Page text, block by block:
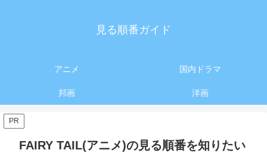
見る順番ガイド
アニメ 国内ドラマ
邦画 洋画
PR
FAIRY TAIL(アニメ)の見る順番を知りたい